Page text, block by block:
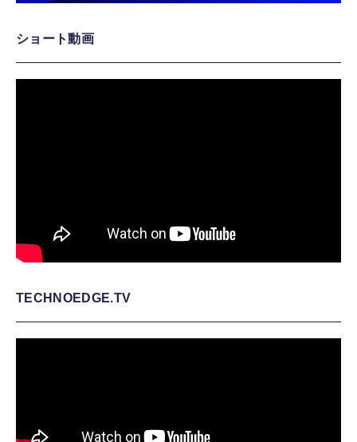
ショート動画
TECHNOEDGE.TV